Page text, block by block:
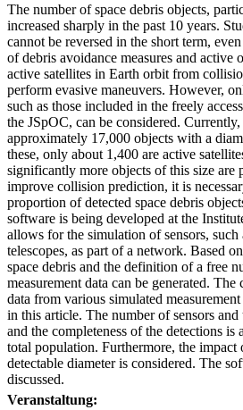
The number of space debris objects,
increased sharply in the past 10 years.
cannot be reversed in the short term,
of debris avoidance measures and active
active satellites in Earth orbit from
perform evasive maneuvers. However,
such as those included in the freely
the JSpOC, can be considered.
approximately 17,000 objects with a
these, only about 1,400 are active
significantly more objects of this size are
improve collision prediction, it is
proportion of detected space debris
software is being developed at the
allows for the simulation of sensors, such
telescopes, as part of a network. Based
space debris and the definition of a free
measurement data can be generated. The
data from various simulated
in this article. The number of sensors
and the completeness of the detections is
total population. Furthermore, the
detectable diameter is considered. The
discussed.
Veranstaltung: